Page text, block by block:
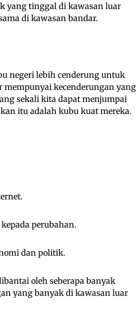
yang tinggal di kawasan luar
di kawasan bandar.
negeri lebih cenderung untuk
kecenderungan yang
sekali kita dapat menjumpai
itu adalah kubu kuat mereka.
perubahan.
dan politik.
oleh seberapa banyak
yang banyak di kawasan luar